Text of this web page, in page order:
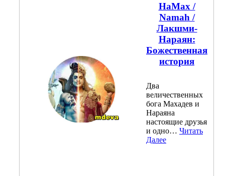
НаМах /
Namah /
Лакшми-
Нараян:
Божественная
история
Два
величественных
бога Махадев и
Нараяна
настоящие друзья
и одно… Читать
Далее